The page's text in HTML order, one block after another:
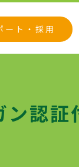
ート・採用
認証